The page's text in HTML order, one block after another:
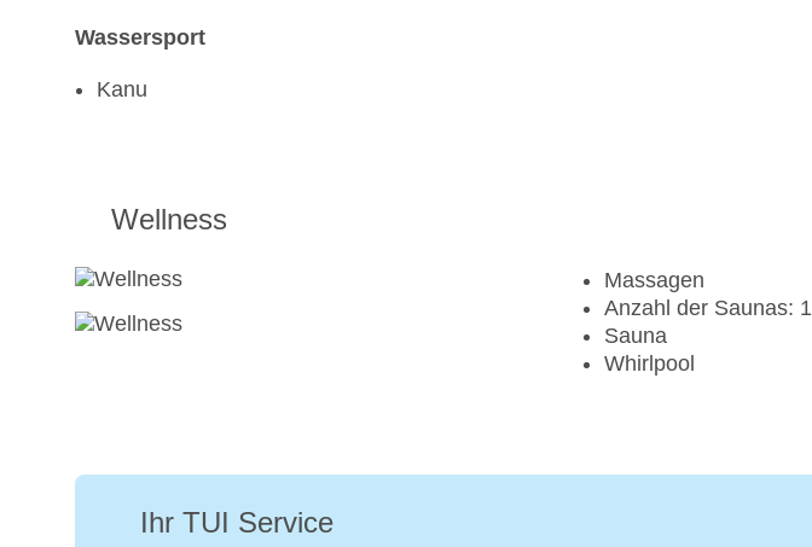
Wassersport
Kanu
Wellness
Massagen
Anzahl der Saunas: 1
Sauna
Whirlpool
Ihr TUI Service